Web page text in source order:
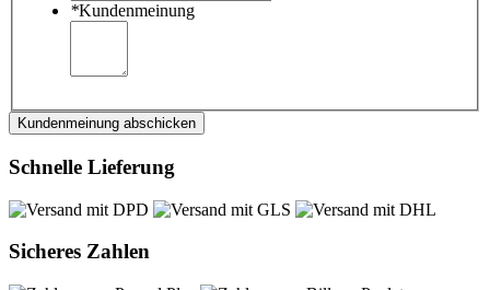
*Kundenmeinung
Kundenmeinung abschicken
Schnelle Lieferung
Sicheres Zahlen